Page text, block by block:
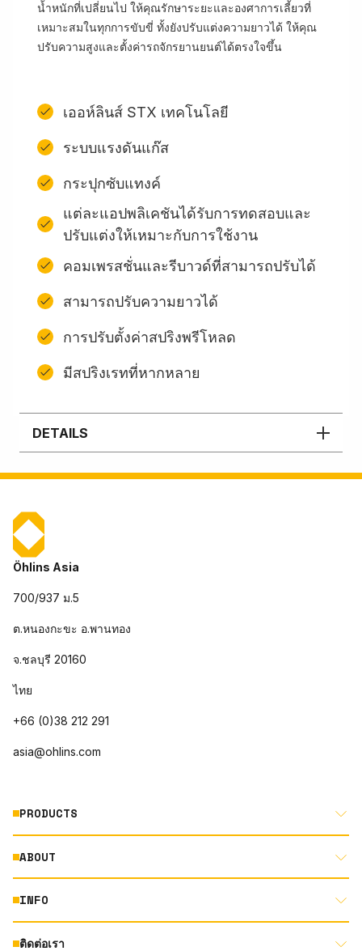
น้ำหนักที่เปลี่ยนไป ให้คุณรักษาระยะและองศาการเลี้ยวที่
เหมาะสมในทุกการขับขี่ ทั้งยังปรับแต่งความยาวได้ ให้คุณ
ปรับความสูงและตั้งค่ารถจักรยานยนต์ได้ตรงใจขึ้น
เออห์ลินส์ STX เทคโนโลยี
ระบบแรงดันแก๊ส
กระปุกซับแทงค์
แต่ละแอปพลิเคชันได้รับการทดสอบและ
ปรับแต่งให้เหมาะกับการใช้งาน
คอมเพรสชั่นและรีบาวด์ที่สามารถปรับได้
สามารถปรับความยาวได้
การปรับตั้งค่าสปริงพรีโหลด
มีสปริงเรทที่หากหลาย
DETAILS
Öhlins Asia
700/937 ม.5
ต.หนองกะขะ อ.พานทอง
จ.ชลบุรี 20160
ไทย
+66 (0)38 212 291
asia@ohlins.com
PRODUCTS
MOTORCYCLE
AUTOMOTIVE
ABOUT
ABOUT US
RACING
INFO
ติดต่อเรา